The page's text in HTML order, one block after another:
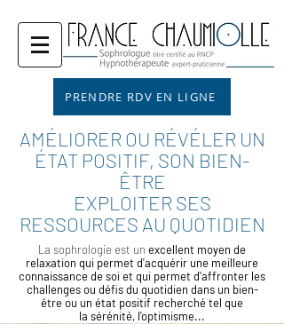
PRENDRE RDV EN LIGNE
AMÉLIORER OU RÉVÉLER UN
ÉTAT POSITIF, SON BIEN-
ÊTRE
EXPLOITER SES
RESSOURCES AU QUOTIDIEN
La sophrologie est un excellent moyen de
relaxation qui permet d'acquérir une meilleure
connaissance de soi et qui permet d'affronter les
challenges ou défis du quotidien dans un bien-
être ou un état positif recherché tel que
la sérénité, l'optimisme...